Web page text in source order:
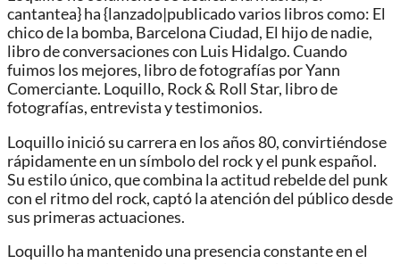
cantantea} ha {lanzado|publicado varios libros como: El
chico de la bomba, Barcelona Ciudad, El hijo de nadie,
libro de conversaciones con Luis Hidalgo. Cuando
fuimos los mejores, libro de fotografías por Yann
Comerciante. Loquillo, Rock & Roll Star, libro de
fotografías, entrevista y testimonios.
Loquillo inició su carrera en los años 80, convirtiéndose
rápidamente en un símbolo del rock y el punk español.
Su estilo único, que combina la actitud rebelde del punk
con el ritmo del rock, captó la atención del público desde
sus primeras actuaciones.
Loquillo ha mantenido una presencia constante en el